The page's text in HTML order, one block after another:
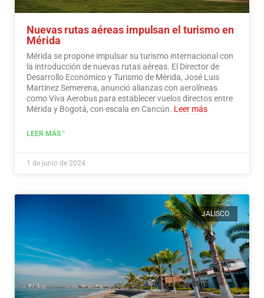
Nuevas rutas aéreas impulsan el turismo en
Mérida
Mérida se propone impulsar su turismo internacional con
la introducción de nuevas rutas aéreas. El Director de
Desarrollo Económico y Turismo de Mérida, José Luis
Martínez Semerena, anunció alianzas con aerolíneas
como Viva Aerobus para establecer vuelos directos entre
Mérida y Bogotá, con escala en Cancún. Leer más
LEER MÁS "
1 de junio de 2024
JALISCO